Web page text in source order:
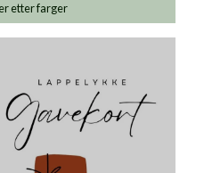
etter farger